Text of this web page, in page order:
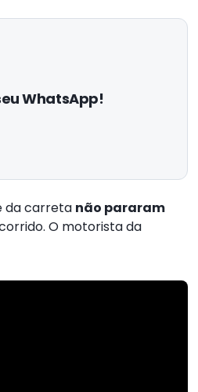
WhatsApp!
da carreta não pararam
O motorista da